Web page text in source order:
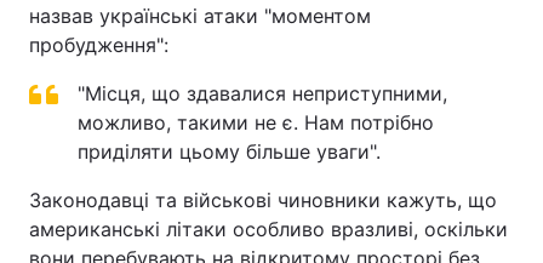
назвав українські атаки "моментом
пробудження":
"Місця, що здавалися неприступними,
можливо, такими не є. Нам потрібно
приділяти цьому більше уваги".
Законодавці та військові чиновники кажуть, що
американські літаки особливо вразливі, оскільки
вони перебувають на відкритому просторі без